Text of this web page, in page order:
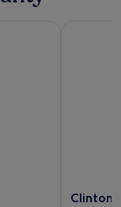
Clinton